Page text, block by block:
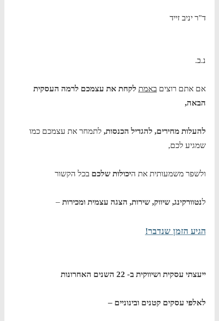
ד"ר יניב זייד
נ.ב.
אם אתם רוציםבאמת לקחת את עצמכם לרמה העסקית
הבאה,
להעלות מחירים, להגדיל הכנסות, לתמחר את עצמכם כמו
שמגיע לכם,
ולשפר משמעותית את היכולות שלכםבכל הקשור
לנטוורקינג, שיווק, שירות, הצגה עצמית ומכירות –
הגיע הזמן שנדבר!
ייעצתי עסקית ושיווקית ב- 22 השנים האחרונות
לאלפי עסקים קטנים ובינוניים –